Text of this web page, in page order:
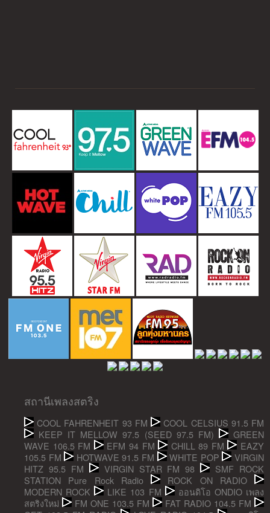
สถานีเพลงสตริง
COOL FAHRENHEIT 93 FM
COOL CELSIUS 91.5 FM
KEEP IT MELLOW 97.5 (SEED 97.5 FM)
GREEN
WAVE 106.5 FM
EFM 94 FM CHILL 89 FM
EAZY
105.5 FM
HOTWAVE 91.5 FM WHITE POP
VIRGIN
HITZ 95.5 FM
VIRGIN STAR FM 98
SMF ROCK
STATION Pure Rock Radio
ROCK ON RADIO
MODERN ROCK
LIKE 103 FM
ออนดิโอ ONDIO เพลง
สตริงใหม่
FM ONE 103.5 FM
FAT RADIO 104.5 FM